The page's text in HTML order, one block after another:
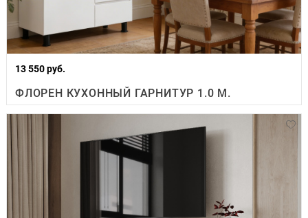
13 550 руб.
ФЛОРЕН КУХОННЫЙ ГАРНИТУР 1.0 М.